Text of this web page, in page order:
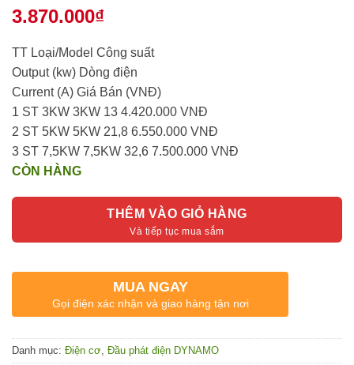
3.870.000₫
TT Loại/Model Công suất
Output (kw) Dòng điện
Current (A) Giá Bán (VNĐ)
1 ST 3KW 3KW 13 4.420.000 VNĐ
2 ST 5KW 5KW 21,8 6.550.000 VNĐ
3 ST 7,5KW 7,5KW 32,6 7.500.000 VNĐ
CÒN HÀNG
THÊM VÀO GIỎ HÀNG
MUA NGAY
Gọi điện xác nhận và giao hàng tận nơi
Danh mục: Điện cơ, Đầu phát điện DYNAMO